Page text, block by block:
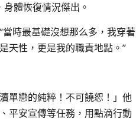
體恢復情況傑出。
當時最基礎沒想那么多，我穿著
天性，更是我的職責地點。”
單戀的純粹！不可饒恕！」他
平安宣傳等任務，用點滴行動